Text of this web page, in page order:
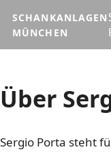
SCHANKANLAGEN
MÜNCHEN
Über
Sergio Porta steht